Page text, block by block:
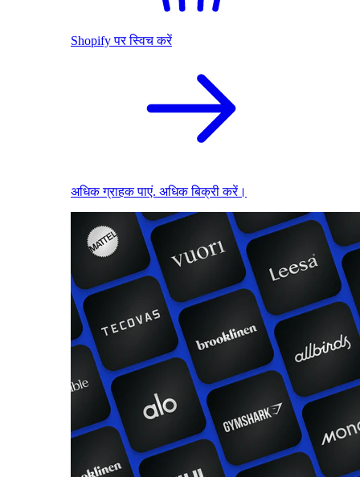
Shopify पर स्विच करें
अधिक ग्राहक पाएं. अधिक बिक्री करें।